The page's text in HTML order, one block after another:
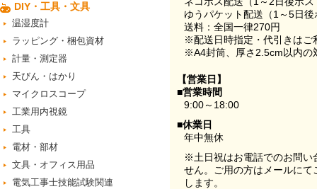
DIY・工具・文具
温湿度計
ラッピング・梱包資材
計量・測定器
天びん・はかり
マイクロスコープ
工業用内視鏡
工具
電材・部材
文具・オフィス用品
電気工事士技能試験関連
ゆうパケット配送（1～5日
送料：全国一律270円
※配送日時指定・代引きはご
※A4封筒、厚さ2.5cm以内の
【営業日】
■営業時間
9:00～18:00
■休業日
年中無休
※土日祝はお電話でのお問い
せん。ご用の方はメールに
します。